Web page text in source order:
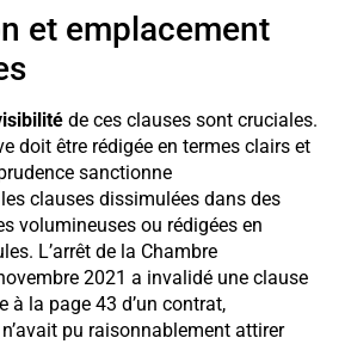
et emplacement
de ces clauses sont cruciales.
doit être rédigée en termes clairs et
sanctionne
clauses dissimulées dans des
volumineuses ou rédigées en
L’arrêt de la Chambre
2021 a invalidé une clause
à la page 43 d’un contrat,
pu raisonnablement attirer